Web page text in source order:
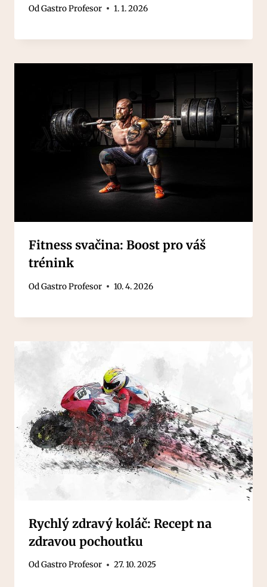
OdGastro Profesor 1. 1. 2026
Fitness svačina: Boost pro váš
trénink
OdGastro Profesor 10. 4. 2026
Rychlý zdravý koláč: Recept na
zdravou pochoutku
OdGastro Profesor 27. 10. 2025